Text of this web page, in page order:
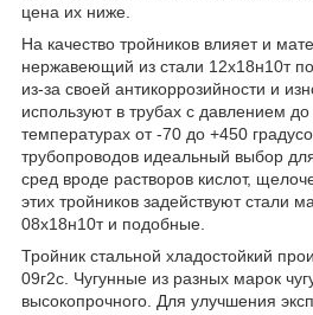
цена их ниже.
На качество тройников влияет и
нержавеющий из стали 12х18н10т
из-за своей антикоррозийности и
используют в трубах с давлением
температурах от -70 до +450
трубопроводов идеальный выбор
сред вроде растворов кислот,
этих тройников задействуют стали
08х18н10т и подобные.
Тройник стальной хладостойкий
09г2с. Чугунные из разных марок
высокопрочного. Для улучшения